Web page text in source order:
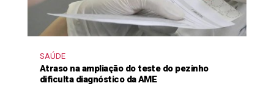
SAÚDE
Atraso na ampliação do teste do pezinho
dificulta diagnóstico da AME